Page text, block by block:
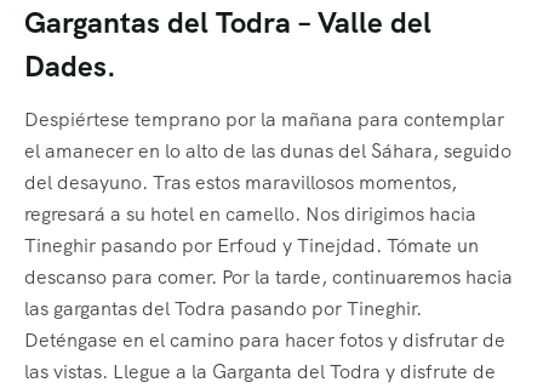
Gargantas del Todra – Valle del
Dades.
Despiértese temprano por la mañana para contemplar
el amanecer en lo alto de las dunas del Sáhara, seguido
del desayuno. Tras estos maravillosos momentos,
regresará a su hotel en camello. Nos dirigimos hacia
Tineghir pasando por Erfoud y Tinejdad. Tómate un
descanso para comer. Por la tarde, continuaremos hacia
las gargantas del Todra pasando por Tineghir.
Deténgase en el camino para hacer fotos y disfrutar de
las vistas. Llegue a la Garganta del Todra y disfrute de